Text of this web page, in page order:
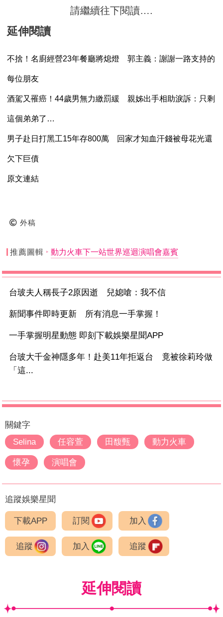
請繼續往下閱讀….
延伸閱讀
不捨！名廚經營23年餐廳將熄燈 郭主義：謝謝一路支持的
每位朋友
酒駕又罹癌！44歲男無力繳罰緩 親姊出手相助淚訴：只剩
這個弟弟了…
男子赴日打黑工15年存800萬 回家才知血汗錢被母花光還
欠下巨債
原文連結
外稿
推薦圖輯 動力火車下一站世界巡迴演唱會嘉賓
台玻夫人稱長子2原因逝 兒媳嗆：我不信
新聞事件即時更新 所有消息一手掌握！
一手掌握明星動態 即刻下載娛樂星聞APP
台玻大千金神隱多年！赴美11年拒返台 竟被徐莉玲做
「這...
關鍵字
Selina
任容萱 田馥甄 動力火車
懷孕 演唱會
追蹤娛樂星聞
下載APP 訂閱 加入
追蹤 加入 追蹤
延伸閱讀